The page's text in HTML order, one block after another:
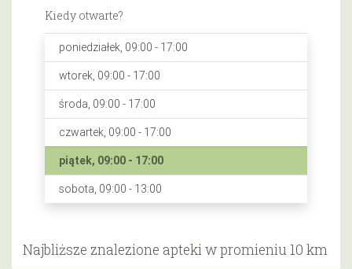
Kiedy otwarte?
poniedziałek, 09:00 - 17:00
wtorek, 09:00 - 17:00
środa, 09:00 - 17:00
czwartek, 09:00 - 17:00
piątek, 09:00 - 17:00
sobota, 09:00 - 13:00
Najbliższe znalezione apteki w promieniu 10 km